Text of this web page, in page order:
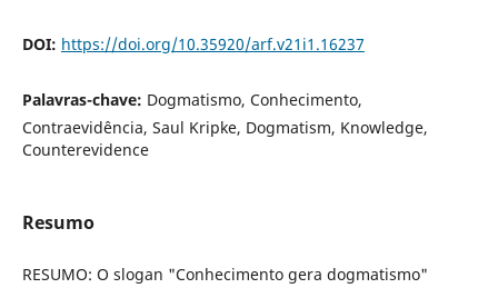
DOI: https://doi.org/10.35920/arf.v21i1.16237
Palavras-chave: Dogmatismo, Conhecimento,
Contraevidência, Saul Kripke, Dogmatism, Knowledge,
Counterevidence
Resumo
RESUMO: O slogan "Conhecimento gera dogmatismo"